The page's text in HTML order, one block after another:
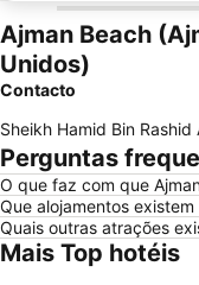
Ajman Beach
Unidos)
Contacto
Sheikh Hamid Bin
Perguntas
O que faz com que
Que alojamentos
Quais outras atrações
Mais Top hotéis